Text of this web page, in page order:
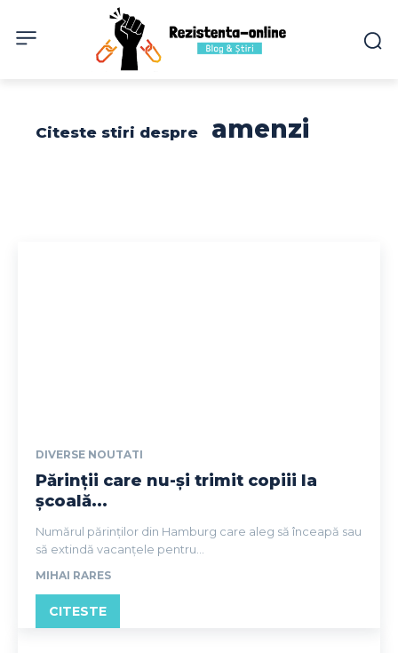
Citeste stiri despre amenzi
DIVERSE NOUTATI
Părinții care nu-și trimit copiii la
școală...
Numărul părinților din Hamburg care aleg să înceapă sau
să extindă vacanțele pentru...
MIHAI RARES
CITESTE